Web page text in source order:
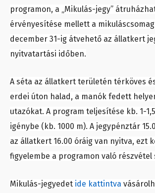
programon, a „Mikulás-jegy”
érvényesítése mellett a mikuláscsomag
december 31-ig átvehető az állatkert
nyitvatartási időben.
A séta az állatkert területén térköves
erdei úton halad, a manók fedett
utazókat. A program teljesítése kb. 1-
igénybe (kb. 1000 m). A jegypénztár
az állatkert 16.00 óráig van nyitva, ezt
figyelembe a programon való részvétel
Mikulás-jegyedet ide kattintva